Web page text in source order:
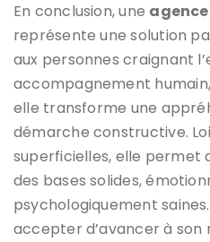
En conclusion, une
représente une solution
aux personnes craignant
accompagnement
elle transforme une
démarche constructive.
superficielles, elle permet
des bases solides,
psychologiquement
accepter d’avancer à